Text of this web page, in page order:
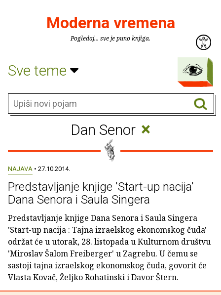
Moderna vremena
Pogledaj... sve je puno knjiga.
Sve teme
Dan Senor ×
NAJAVA • 27.10.2014.
Predstavljanje knjige 'Start-up nacija'
Dana Senora i Saula Singera
Predstavljanje knjige Dana Senora i Saula Singera
'Start-up nacija : Tajna izraelskog ekonomskog čuda'
održat će u utorak, 28. listopada u Kulturnom društvu
'Miroslav Šalom Freiberger' u Zagrebu. U čemu se
sastoji tajna izraelskog ekonomskog čuda, govorit će
Vlasta Kovač, Željko Rohatinski i Davor Štern.